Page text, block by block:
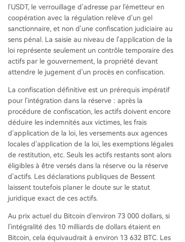
l'USDT, le verrouillage d'adresse par l'émetteur en
coopération avec la régulation relève d'un gel
sanctionnaire, et non d'une confiscation judiciaire au
sens pénal. La saisie au niveau de l'application de la
loi représente seulement un contrôle temporaire des
actifs par le gouvernement, la propriété devant
attendre le jugement d'un procès en confiscation.
La confiscation définitive est un prérequis impératif
pour l'intégration dans la réserve : après la
procédure de confiscation, les actifs doivent encore
déduire les indemnités aux victimes, les frais
d'application de la loi, les versements aux agences
locales d'application de la loi, les exemptions légales
de restitution, etc. Seuls les actifs restants sont alors
éligibles à être versés dans la réserve ou la réserve
d'actifs. Les déclarations publiques de Bessent
laissent toutefois planer le doute sur le statut
juridique exact de ces actifs.
Au prix actuel du Bitcoin d'environ 73 000 dollars, si
l'intégralité des 10 milliards de dollars étaient en
Bitcoin, cela équivaudrait à environ 13 632 BTC. Les